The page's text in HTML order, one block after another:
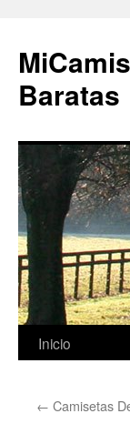
Baratas
Saltar
contenido
Inicio
← Camisetas